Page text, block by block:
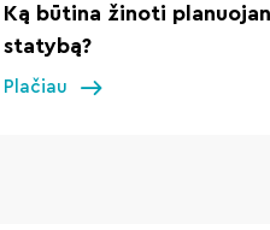
Ką būtina žinoti
statybą?
Plačiau